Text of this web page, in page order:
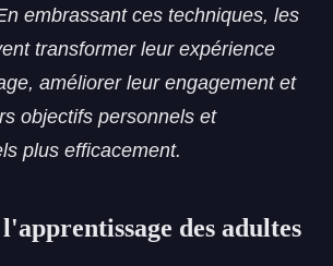
embrassant ces techniques, les
transformer leur expérience
améliorer leur engagement et
objectifs personnels et
plus efficacement.
des adultes